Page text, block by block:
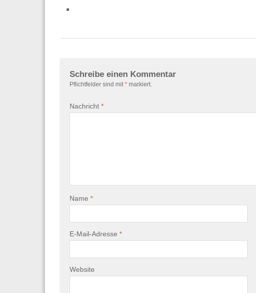
Schreibe einen Kommentar
Pflichtfelder sind mit * markiert.
Nachricht *
Name *
E-Mail-Adresse *
Website